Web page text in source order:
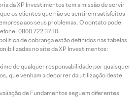
da XP Investimentos tem a missão de servir
os clientes que não se sentirem satisfeitos
aos seus problemas. O contato pode
0800 722 3710.
de cobrança estão definidos nas tabelas
no site da XP Investimentos:
de qualquer responsabilidade por quaisquer
que venham a decorrer da utilização deste
de Fundamentos seguem diferentes